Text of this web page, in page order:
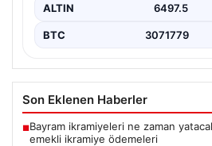
ALTIN 6497.5
BTC 3071779
Son Eklenen Haberler
■Bayram ikramiyeleri ne zaman
emekli ikramiye ödemeleri